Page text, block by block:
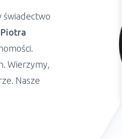
świadectwo
Piotra
Wierzymy,
Nasze